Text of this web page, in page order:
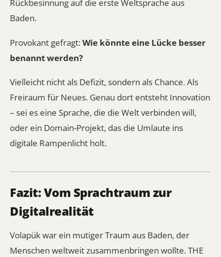
Rückbesinnung auf die erste Weltsprache aus
Baden.
Provokant gefragt:Wie könnte eine Lücke besser
benannt werden?
Vielleicht nicht als Defizit, sondern als Chance. Als
Freiraum für Neues. Genau dort entsteht Innovation
– sei es eine Sprache, die die Welt verbinden will,
oder ein Domain-Projekt, das die Umlaute ins
digitale Rampenlicht holt.
Fazit: Vom Sprachtraum zur
Digitalrealität
Volapük war ein mutiger Traum aus Baden, der
Menschen weltweit zusammenbringen wollte. THE